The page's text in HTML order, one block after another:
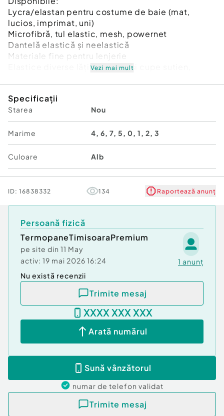
Lycra/elastan pentru costume de baie (mat,
lucios, imprimat, uni)
Microfibră, tul elastic, mesh, powernet
Dantelă elastică și neelastică
Materiale fine pentru lenjerie
Elastice diverse lățimi, bureți și cupe sutien,
Etichete, ață industrială, bie, accesorii
Majoritatea
noi sau aproape noi
Vânden-gros(preferat, preț avantajos) saula
bucată
. Nu dau la preț de nimic – materialele au
valoare reală, dar sunt deschis(ă) la negociere
serioasă, mai ales pentru cantități mari.
Ideal pentru ateliere, producători, designeri,
magazine de mercerie, creatori handmade.
Vezi mai mult
Specificații
Starea Nou
Marime 4, 6, 7, 5, 0, 1, 2, 3
Culoare Alb
ID: 16838332 134 Raportează anunț
Persoană fizică
TermopaneTimisoaraPremium
pe site din 11 May
activ: 19 mai 2026 16:24 1 anunț
Nu există recenzii
Trimite mesaj
XXXX XXX XXX
Arată numărul
Sună vânzătorul
numar de telefon validat
Trimite mesaj